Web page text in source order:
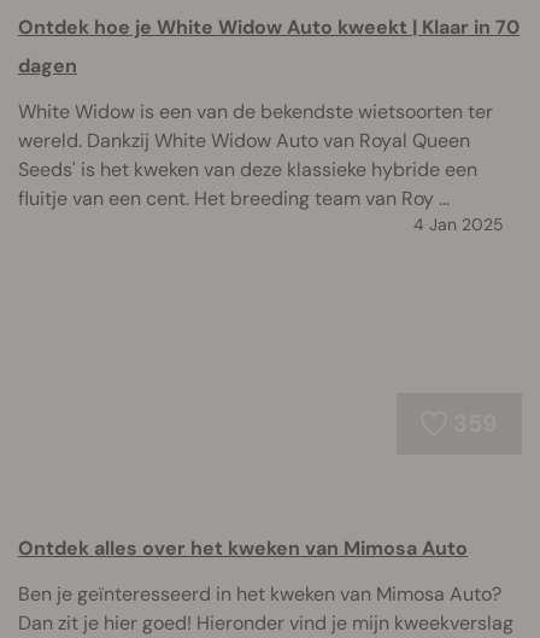
Ontdek hoe je White Widow Auto kweekt | Klaar in 70
dagen
White Widow is een van de bekendste wietsoorten ter
wereld. Dankzij White Widow Auto van Royal Queen
Seeds' is het kweken van deze klassieke hybride een
fluitje van een cent. Het breeding team van Roy ...
4 Jan 2025
Ontdek alles over het kweken van Mimosa Auto
Ben je geïnteresseerd in het kweken van Mimosa Auto?
Dan zit je hier goed! Hieronder vind je mijn kweekverslag